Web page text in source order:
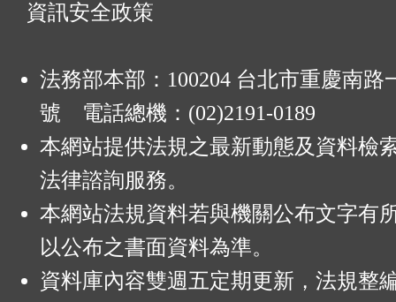
資訊安全政策
法務部本部：100204 台北市重慶南路
號 電話總機：(02)2191-0189
本網站提供法規之最新動態及資料檢
法律諮詢服務。
本網站法規資料若與機關公布文字有
以公布之書面資料為準。
資料庫內容雙週五定期更新，法規整